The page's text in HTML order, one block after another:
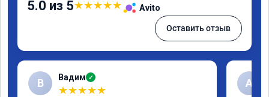
5.0 из 5★★★★★ Avito
Оставить отзыв
В Вадим ✓
★★★★★
А